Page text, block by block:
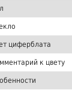
циферблата
к цвету